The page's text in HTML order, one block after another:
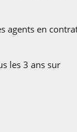
agents en
les 3 ans sur